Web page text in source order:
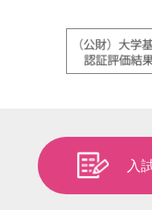
入